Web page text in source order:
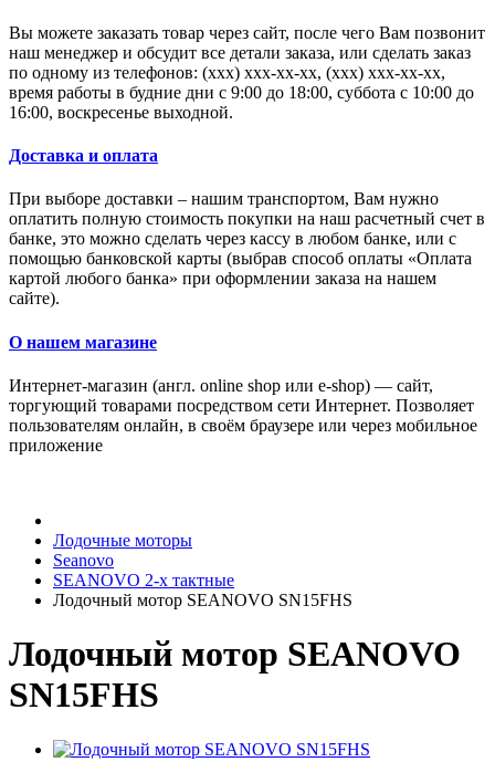
Вы можете заказать товар через сайт, после чего Вам позвонит
наш менеджер и обсудит все детали заказа, или сделать заказ
по одному из телефонов: (xxx) xxx-xx-xx, (xxx) xxx-xx-xx,
время работы в будние дни с 9:00 до 18:00, суббота с 10:00 до
16:00, воскресенье выходной.
Доставка и оплата
При выборе доставки – нашим транспортом, Вам нужно
оплатить полную стоимость покупки на наш расчетный счет в
банке, это можно сделать через кассу в любом банке, или с
помощью банковской карты (выбрав способ оплаты «Оплата
картой любого банка» при оформлении заказа на нашем
сайте).
О нашем магазине
Интернет-магазин (англ. online shop или e-shop) — сайт,
торгующий товарами посредством сети Интернет. Позволяет
пользователям онлайн, в своём браузере или через мобильное
приложение
Лодочные моторы
Seanovo
SEANOVO 2-х тактные
Лодочный мотор SEANOVO SN15FHS
Лодочный мотор SEANOVO
SN15FHS